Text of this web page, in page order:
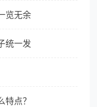
览无余
统一发
点？